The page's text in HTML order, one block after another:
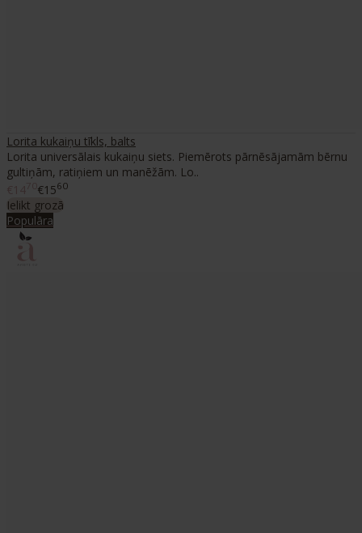
Lorita kukaiņu tīkls, balts
Lorita universālais kukaiņu siets. Piemērots pārnēsājamām bērnu
gultiņām, ratiņiem un manēžām. Lo..
€1560
Ielikt grozā
Populāra